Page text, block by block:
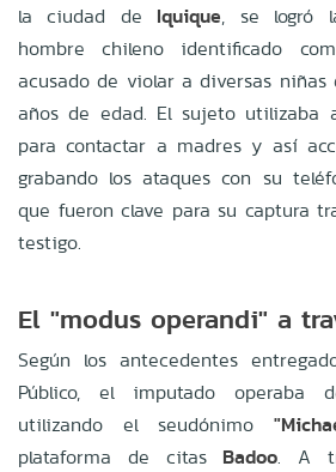
la ciudad de Iquique, se logró
hombre chileno identificado
acusado de violar a diversas
años de edad. El sujeto utilizaba
para contactar a madres y así
grabando los ataques con su
que fueron clave para su captura
testigo.
El "modus operandi" a
Según los antecedentes
Público, el imputado operaba
utilizando el seudónimo
plataforma de citas Badoo. A